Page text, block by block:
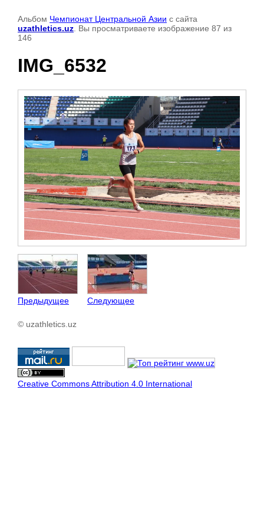
Альбом Чемпионат Центральной Азии с сайта
uzathletics.uz . Вы просматриваете изображение 87 из
146
IMG_6532
Предыдущее Следующее
© uzathletics.uz
Creative Commons Attribution 4.0 International